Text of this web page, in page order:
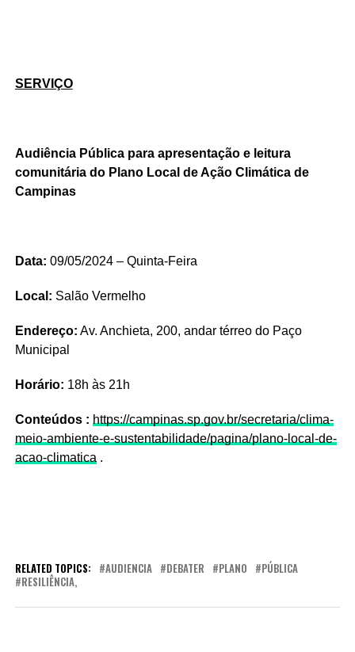
SERVIÇO
Audiência Pública para apresentação e leitura
comunitária do Plano Local de Ação Climática de
Campinas
Data: 09/05/2024 – Quinta-Feira
Local: Salão Vermelho
Endereço: Av. Anchieta, 200, andar térreo do Paço
Municipal
Horário: 18h às 21h
Conteúdos : https://campinas.sp.gov.br/secretaria/clima-
meio-ambiente-e-sustentabilidade/pagina/plano-local-de-
acao-climatica .
RELATED TOPICS: AUDIENCIA DEBATER PLANO
PÚBLICA
RESILIÊNCIA,